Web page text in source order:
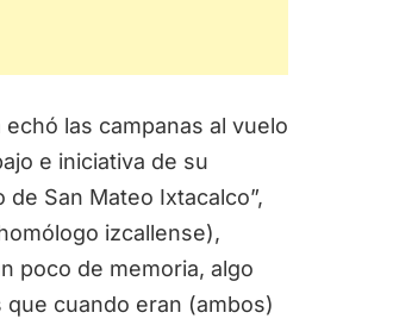
las campanas al vuelo
e iniciativa de su
San Mateo Ixtacalco”,
izcallense),
poco de memoria, algo
cuando eran (ambos)